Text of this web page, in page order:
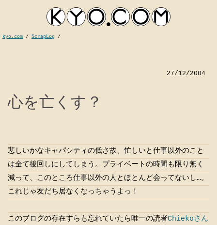
kyocom
kyo.com / ScrapLog /
27/12/2004
心を亡くす？
悲しいかなキャパシティの低さ故、忙しいと仕事以外のこと
は全て後回しにしてしまう。プライベートの時間も限り無く
減って、このところ仕事以外の人とほとんど会ってないし…。
これじゃ友だち居なくなっちゃうよっ！
このブログの存在すらも忘れていたら唯一の読者Chiekoさん